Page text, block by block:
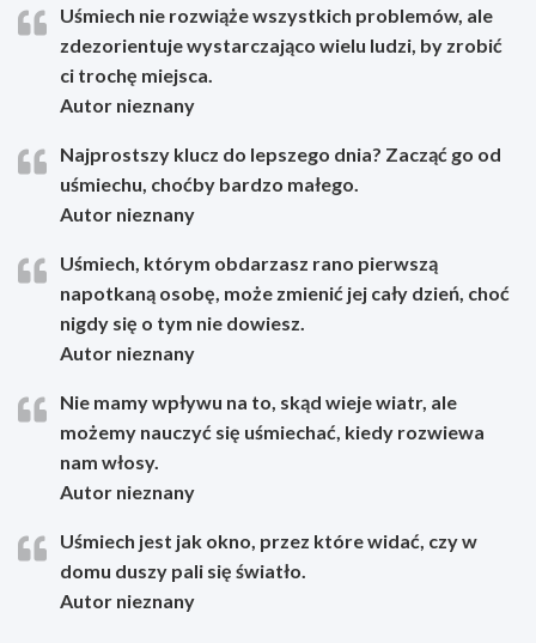
Uśmiech nie rozwiąże wszystkich problemów, ale
zdezorientuje wystarczająco wielu ludzi, by zrobić
ci trochę miejsca.
Autor nieznany
Najprostszy klucz do lepszego dnia? Zacząć go od
uśmiechu, choćby bardzo małego.
Autor nieznany
Uśmiech, którym obdarzasz rano pierwszą
napotkaną osobę, może zmienić jej cały dzień, choć
nigdy się o tym nie dowiesz.
Autor nieznany
Nie mamy wpływu na to, skąd wieje wiatr, ale
możemy nauczyć się uśmiechać, kiedy rozwiewa
nam włosy.
Autor nieznany
Uśmiech jest jak okno, przez które widać, czy w
domu duszy pali się światło.
Autor nieznany